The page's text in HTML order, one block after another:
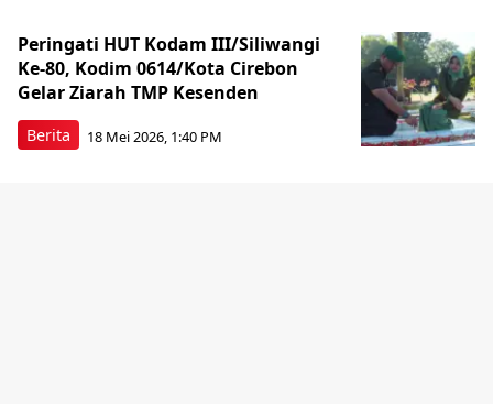
Berita
Peringati HUT Kodam III/Siliwangi
Ke-80, Kodim 0614/Kota Cirebon
Gelar Ziarah TMP Kesenden
18 Mei 2026, 1:40 PM